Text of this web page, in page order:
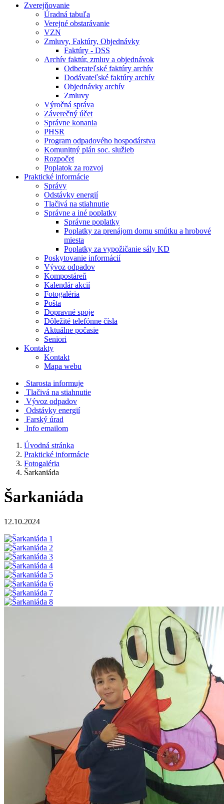
Zverejňovanie
Úradná tabuľa
Verejné obstarávanie
VZN
Zmluvy, Faktúry, Objednávky
Faktúry - DSS
Archív faktúr, zmluv a objednávok
Odberateľské faktúry archív
Dodávateľské faktúry archív
Objednávky archív
Zmluvy
Výročná správa
Záverečný účet
Správne konania
PHSR
Program odpadového hospodárstva
Komunitný plán soc. služieb
Rozpočet
Poplatok za rozvoj
Praktické informácie
Správy
Odstávky energií
Tlačivá na stiahnutie
Správne a iné poplatky
Správne poplatky
Poplatky za prenájom domu smútku a hrobové
miesta
Poplatky za vypožičanie sály KD
Poskytovanie informácií
Vývoz odpadov
Kompostáreň
Kalendár akcií
Fotogaléria
Pošta
Dopravné spoje
Dôležité telefónne čísla
Aktuálne počasie
Seniori
Kontakty
Kontakt
Mapa webu
Starosta informuje
Tlačivá na stiahnutie
Vývoz odpadov
Odstávky energií
Farský úrad
Info emailom
Úvodná stránka
Praktické informácie
Fotogaléria
Šarkaniáda
Šarkaniáda
12.10.2024